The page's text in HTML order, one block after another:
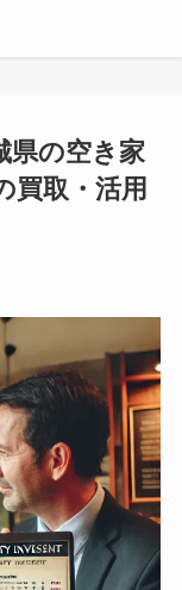
県の空き家
買取・活用